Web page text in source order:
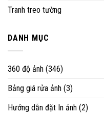
Tranh treo tường
DANH MỤC
360 độ ảnh (346)
Bảng giá rửa ảnh (3)
Hướng dẫn đặt In ảnh (2)